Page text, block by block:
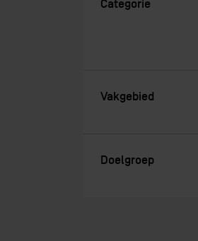
Categorie
Vakgebied
Doelgroep